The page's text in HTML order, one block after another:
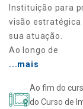
Instituição para
visão
sua atuação.
Ao longo de
...mais
Ao fim do
do Curso de